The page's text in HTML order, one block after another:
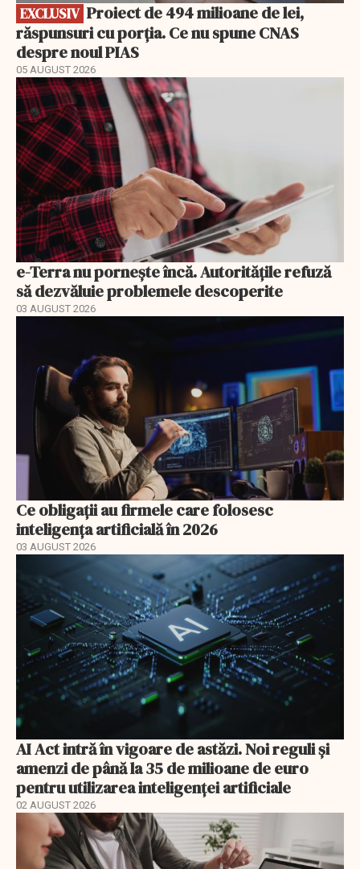
EXCLUSIV
răspunsuri cu porția. Ce nu spune CNAS
despre noul PIAS
05 AUGUST 2026
e-Terra nu pornește încă. Autoritățile refuză
să dezvăluie problemele descoperite
03 AUGUST 2026
Ce obligații au firmele care folosesc
inteligența artificială în 2026
03 AUGUST 2026
AI Act intră în vigoare de astăzi. Noi reguli și
amenzi de până la 35 de milioane de euro
pentru utilizarea inteligenței artificiale
02 AUGUST 2026